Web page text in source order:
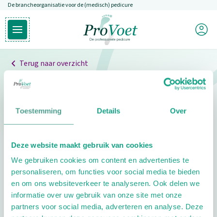
Toestemming Details Over
Deze website maakt gebruik van cookies
We gebruiken cookies om content en advertenties te
personaliseren, om functies voor social media te bieden
en om ons websiteverkeer te analyseren. Ook delen we
informatie over uw gebruik van onze site met onze
partners voor social media, adverteren en analyse. Deze
Overslaan en naar de inhoud gaan
De brancheorganisatie voor de (medisch) pedicure
Open hoofdmenu
Ga naar de homepagina
Mijn
Terug naar overzicht
Professionals
Pedicure niet gevonden
pedicure.